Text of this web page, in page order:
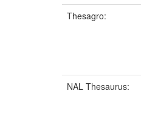
Thesagro:
NAL Thesaurus: